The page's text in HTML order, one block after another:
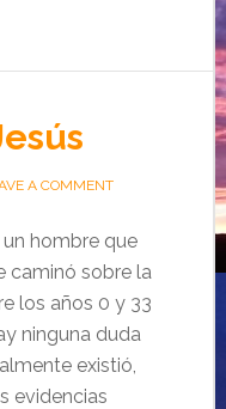
A COMMENT
un hombre que
caminó sobre la
los años 0 y 33
ninguna duda
existió,
evidencias